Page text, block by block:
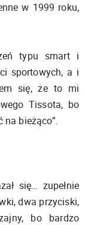
w 1999 roku,
typu smart i
sportowych, a i
się, że to mi
Tissota, bo
bieżąco”.
się… zupełnie
dwa przyciski,
bo bardzo